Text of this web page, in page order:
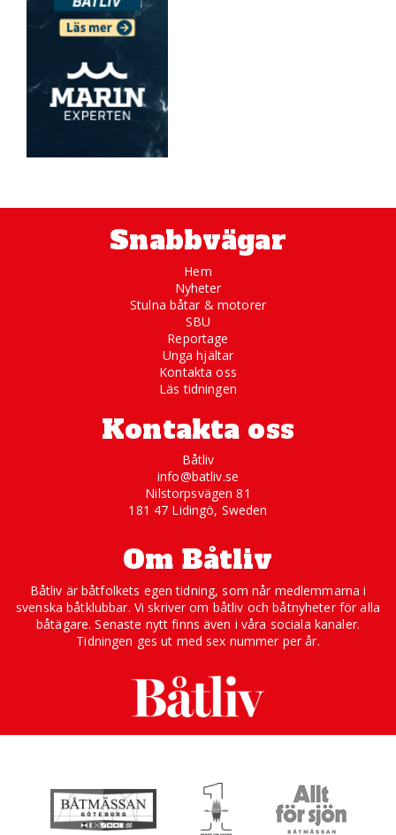
Snabbvägar
Hem
Nyheter
Stulna båtar & motorer
SBU
Reportage
Unga hjältar
Kontakta oss
Läs tidningen
Kontakta oss
Båtliv
info@batliv.se
Nilstorpsvägen 81
181 47 Lidingö, Sweden
Om Båtliv
Båtliv är båtfolkets egen tidning, som når medlemmarna i
svenska båtklubbar. Vi skriver om båtliv och båtnyheter för alla
båtägare. Senaste nytt finns även i våra sociala kanaler.
Tidningen ges ut med sex nummer per år.